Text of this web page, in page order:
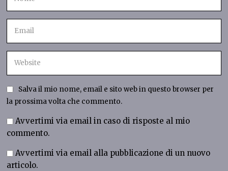
Salva il mio nome, email e sito web in questo browser per
la prossima volta che commento.
Avvertimi via email in caso di risposte al mio
commento.
Avvertimi via email alla pubblicazione di un nuovo
articolo.